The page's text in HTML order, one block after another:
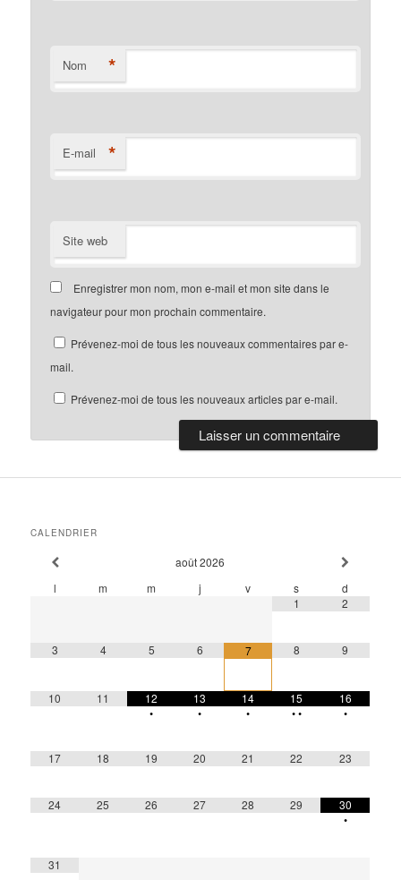
Nom *
E-mail *
Site web
Enregistrer mon nom, mon e-mail et mon site dans le
navigateur pour mon prochain commentaire.
Prévenez-moi de tous les nouveaux commentaires par e-
mail.
Prévenez-moi de tous les nouveaux articles par e-mail.
CALENDRIER
août 2026
l
m m j v s
d
1
2
3 4 5 6 7 8 9
10 11 12
•
13
•
14
•
15
••
16
•
17 18 19 20 21 22 23
24 25 26 27 28 29 30
•
31